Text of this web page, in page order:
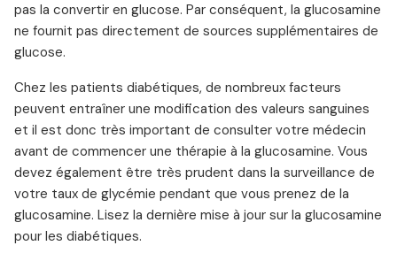
pas la convertir en glucose. Par conséquent, la glucosamine
ne fournit pas directement de sources supplémentaires de
glucose.
Chez les patients diabétiques, de nombreux facteurs
peuvent entraîner une modification des valeurs sanguines
et il est donc très important de consulter votre médecin
avant de commencer une thérapie à la glucosamine. Vous
devez également être très prudent dans la surveillance de
votre taux de glycémie pendant que vous prenez de la
glucosamine. Lisez la dernière mise à jour sur la glucosamine
pour les diabétiques.